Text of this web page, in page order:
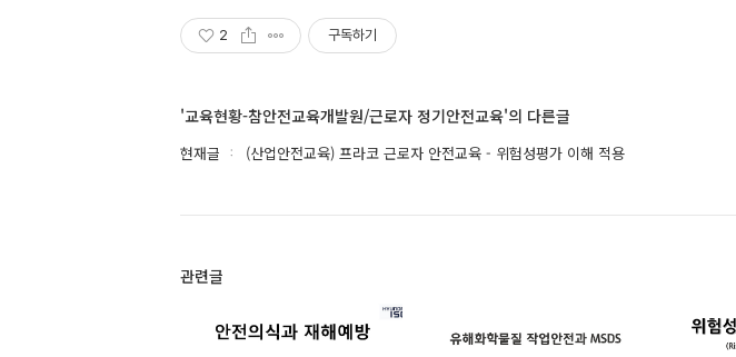
2 구독하기
'교육현황-참안전교육개발원/근로자 정기안전교육'의 다른글
현재글 (산업안전교육) 프라코 근로자 안전교육 - 위험성평가 이해 적용
관련글